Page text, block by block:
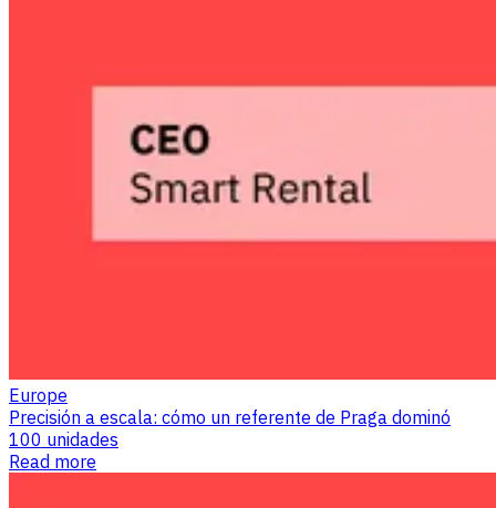
Europe
Precisión a escala: cómo un referente de Praga dominó
100 unidades
Read more